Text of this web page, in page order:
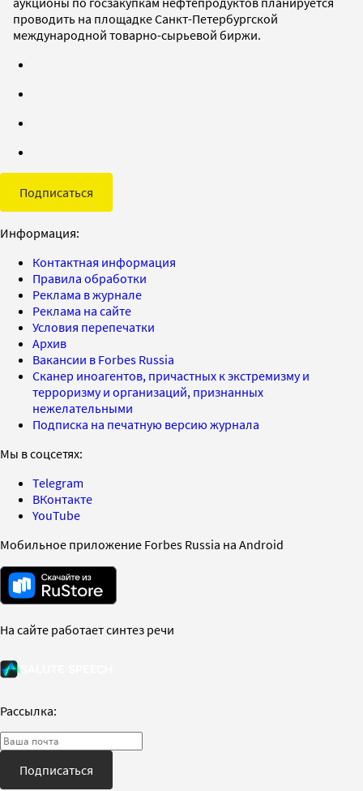
проводить на площадке Санкт-Петербургской
международной товарно-сырьевой биржи.
Подписаться
Информация:
Контактная информация
Правила обработки
Реклама в журнале
Реклама на сайте
Условия перепечатки
Архив
Вакансии в Forbes Russia
Сканер иноагентов, причастных к экстремизму и
терроризму и организаций, признанных
нежелательными
Подписка на печатную версию журнала
Мы в соцсетях:
Telegram
ВКонтакте
YouTube
Мобильное приложение Forbes Russia на Android
На сайте работает синтез речи
Рассылка:
Подписаться